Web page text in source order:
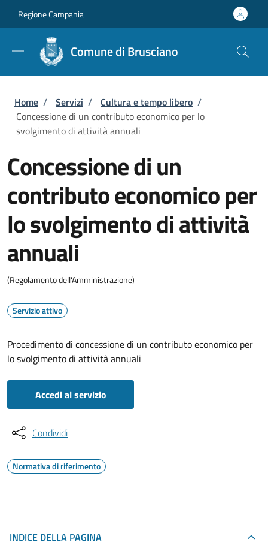
Regione Campania
Comune di Brusciano
Briciole di pane
Home / Servizi / Cultura e tempo libero /
Concessione di un contributo economico per lo
svolgimento di attività annuali
Concessione di un
contributo economico per
lo svolgimento di attività
annuali
(Regolamento dell'Amministrazione)
Servizio attivo
Procedimento di concessione di un contributo economico per
lo svolgimento di attività annuali
Accedi al servizio
Condividi
Normativa di riferimento
INDICE DELLA PAGINA